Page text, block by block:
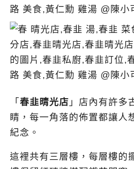
「春韭晴光店 」店內有許多
睛，每一角落的佈置都讓人
紀念。
這裡共有三層樓，每層樓的